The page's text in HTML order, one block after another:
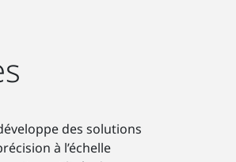
des solutions
à l’échelle